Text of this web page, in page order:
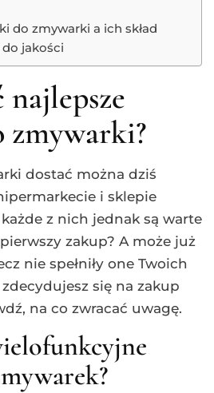
do zmywarki a ich skład
jakości
najlepsze
dostać można dziś
i sklepie
z nich jednak są warte
zakup? A może już
nie spełniły one Twoich
się na zakup
na co zwracać uwagę.